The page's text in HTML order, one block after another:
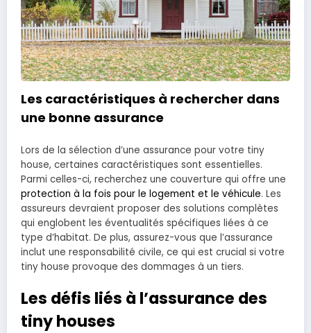
Les caractéristiques à rechercher dans
une bonne assurance
Lors de la sélection d’une assurance pour votre tiny
house, certaines caractéristiques sont essentielles.
Parmi celles-ci, recherchez une couverture qui offre une
protection à la fois pour le logement et le véhicule. Les
assureurs devraient proposer des solutions complètes
qui englobent les éventualités spécifiques liées à ce
type d’habitat. De plus, assurez-vous que l’assurance
inclut une responsabilité civile, ce qui est crucial si votre
tiny house provoque des dommages à un tiers.
Les défis liés à l’assurance des
tiny houses